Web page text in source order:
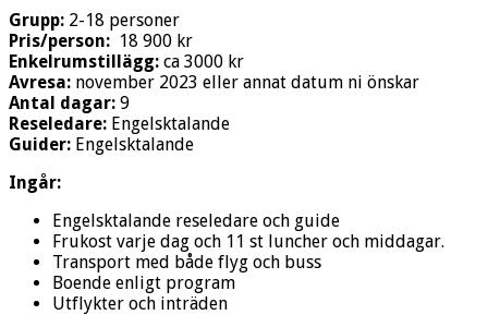
Grupp: 2-18 personer
Pris/person: 18 900 kr
Enkelrumstillägg: ca 3000 kr
Avresa: november 2023 eller annat datum ni önskar
Antal dagar: 9
Reseledare: Engelsktalande
Guider: Engelsktalande
Ingår:
Engelsktalande reseledare och guide
Frukost varje dag och 11 st luncher och middagar.
Transport med både flyg och buss
Boende enligt program
Utflykter och inträden